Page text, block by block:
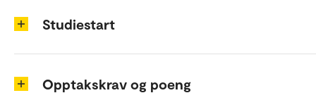
Studiestart
Opptakskrav og poeng